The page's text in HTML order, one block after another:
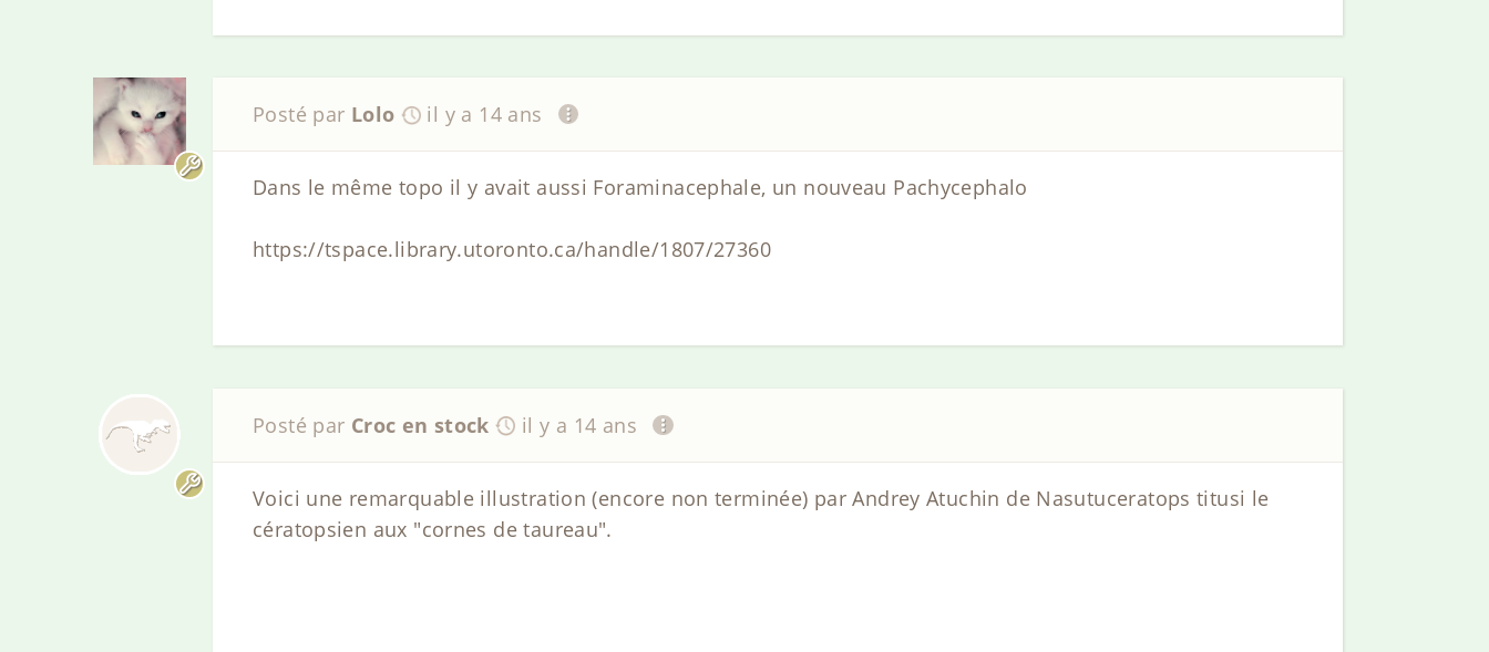
Posté par Lolo il y a 14 ans
Dans le même topo il y avait aussi Foraminacephale, un nouveau Pachycephalo
https://tspace.library.utoronto.ca/handle/1807/27360
Posté par Croc en stock il y a 14 ans
Voici une remarquable illustration (encore non terminée) par Andrey Atuchin de Nasutuceratops titusi le
cératopsien aux "cornes de taureau".